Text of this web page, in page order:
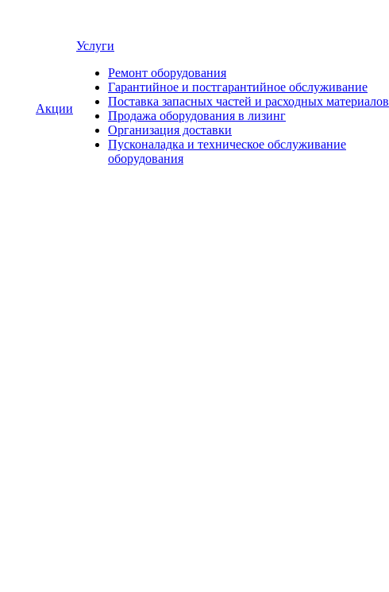
Акции
Услуги
Ремонт оборудования
Гарантийное и постгарантийное обслуживание
Поставка запасных частей и расходных материалов
Продажа оборудования в лизинг
Организация доставки
Пусконаладка и техническое обслуживание
оборудования